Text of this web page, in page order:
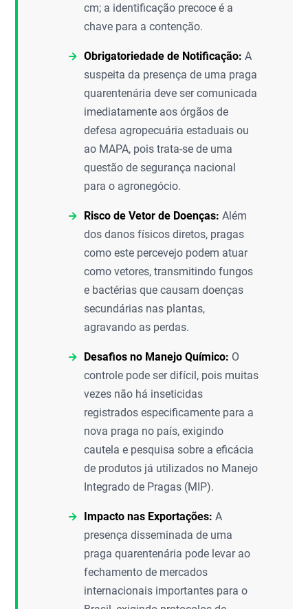
cm; a identificação precoce é a
chave para a contenção.
Obrigatoriedade de Notificação: A
suspeita da presença de uma praga
quarentenária deve ser comunicada
imediatamente aos órgãos de
defesa agropecuária estaduais ou
ao MAPA, pois trata-se de uma
questão de segurança nacional
para o agronegócio.
Risco de Vetor de Doenças: Além
dos danos físicos diretos, pragas
como este percevejo podem atuar
como vetores, transmitindo fungos
e bactérias que causam doenças
secundárias nas plantas,
agravando as perdas.
Desafios no Manejo Químico: O
controle pode ser difícil, pois muitas
vezes não há inseticidas
registrados especificamente para a
nova praga no país, exigindo
cautela e pesquisa sobre a eficácia
de produtos já utilizados no Manejo
Integrado de Pragas (MIP).
Impacto nas Exportações: A
presença disseminada de uma
praga quarentenária pode levar ao
fechamento de mercados
internacionais importantes para o